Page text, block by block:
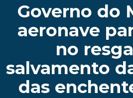
Governo do
aeronave
no
salvamento
das